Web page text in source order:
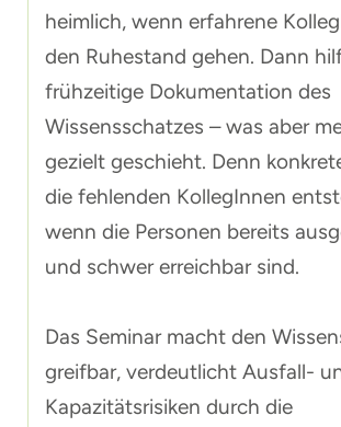
heimlich, wenn erfahrene
den Ruhestand gehen. Dann
frühzeitige Dokumentation des
Wissensschatzes – was aber
gezielt geschieht. Denn
die fehlenden KollegInnen
wenn die Personen bereits
und schwer erreichbar sind.
Das Seminar macht den
greifbar, verdeutlicht Ausfall-
Kapazitätsrisiken durch die